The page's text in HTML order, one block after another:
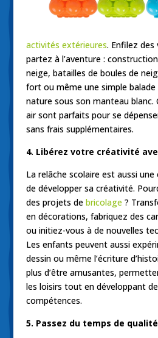
activités extérieures. Enfilez
partez à l’aventure :
neige, batailles de boules de
fort ou même une simple
nature sous son manteau blanc.
air sont parfaits pour se
sans frais supplémentaires.
4. Libérez votre créativité
La relâche scolaire est aussi
de développer sa créativité.
des projets de bricolage ?
en décorations, fabriquez des
ou initiez-vous à de nouvelles
Les enfants peuvent aussi
dessin ou même l’écriture
plus d’être amusantes,
les loisirs tout en développant
compétences.
5. Passez du temps de